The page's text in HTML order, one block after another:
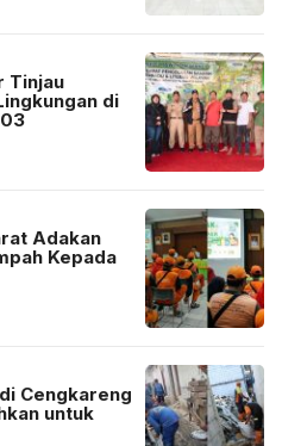
Tinjau
di
Adakan
Kepada
Cengkareng
untuk